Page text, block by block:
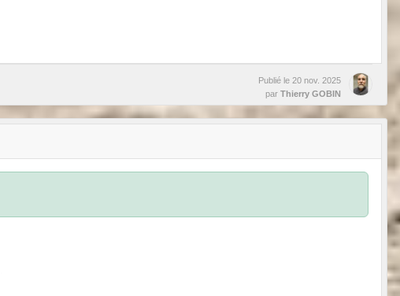
Publié le 20 nov. 2025
par Thierry GOBIN